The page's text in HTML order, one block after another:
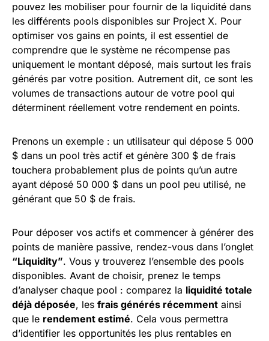
pouvez les mobiliser pour fournir de la liquidité dans
les différents pools disponibles sur Project X. Pour
optimiser vos gains en points, il est essentiel de
comprendre que le système ne récompense pas
uniquement le montant déposé, mais surtout les frais
générés par votre position. Autrement dit, ce sont les
volumes de transactions autour de votre pool qui
déterminent réellement votre rendement en points.
Prenons un exemple : un utilisateur qui dépose 5 000
$ dans un pool très actif et génère 300 $ de frais
touchera probablement plus de points qu’un autre
ayant déposé 50 000 $ dans un pool peu utilisé, ne
générant que 50 $ de frais.
Pour déposer vos actifs et commencer à générer des
points de manière passive, rendez-vous dans l’onglet
“Liquidity”. Vous y trouverez l’ensemble des pools
disponibles. Avant de choisir, prenez le temps
d’analyser chaque pool : comparez la liquidité totale
déjà déposée, les frais générés récemment ainsi
que le rendement estimé. Cela vous permettra
d’identifier les opportunités les plus rentables en